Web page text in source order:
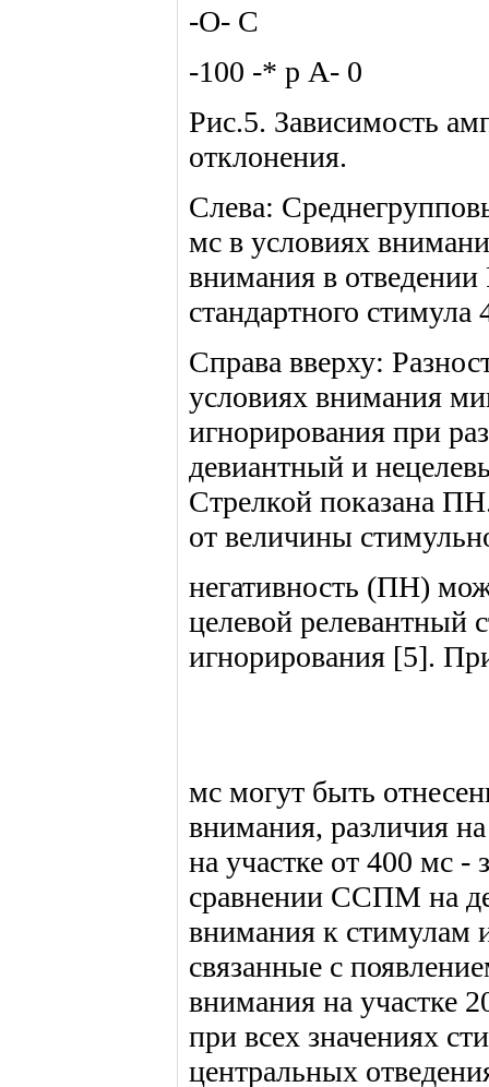
-О- С
-100 -* р А- 0
Рис.5. Зависимость
отклонения.
Слева:
мс в условиях
внимания в отведении
стандартного
Справа вверху:
условиях внимания
игнорирования при
девиантный и
Стрелкой показана
от величины
негативность (ПН)
целевой
игнорирования [5].
мс могут быть
внимания, различия
на участке от 400 мс
сравнении ССПМ на
внимания к стимулам
связанные с
внимания на участке
при всех значениях
центральных